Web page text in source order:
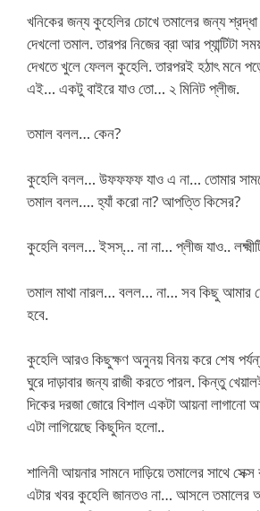
খনিকের জন্য কুহেলির চোখে তমালের জন্য
দেখলো তমাল. তারপর নিজের ব্রা আর প্যান্টিটা
দেখতে খুলে ফেলল কুহেলি. তারপরই হঠাৎ মনে
এই… একটু বাইরে যাও তো… ২ মিনিট প্লীজ.
তমাল বলল… কেন?
কুহেলি বলল… উফফফফ যাও এ না… তোমার
তমাল বলল…. হ্যাঁ করো না? আপত্তি কিসের?
কুহেলি বলল… ইসস্… না না… প্লীজ যাও..
তমাল মাথা নারল… বলল… না… সব কিছু আমার
হবে.
কুহেলি আরও কিছুক্ষণ অনুনয় বিনয় করে শেষ
ঘুরে দাড়াবার জন্য রাজী করতে পারল. কিন্তু
দিকের দরজা জোরে বিশাল একটা আয়না লাগানো
এটা লাগিয়েছে কিছুদিন হলো..
শালিনী আয়নার সামনে দাড়িয়ে তমালের সাথে
এটার খবর কুহেলি জানতও না… আসলে তমালের